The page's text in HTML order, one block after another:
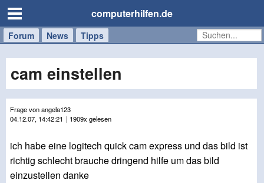
computerhilfen.de
Forum News Tipps
Handy
Tablet
Windows
Mac
cam einstellen
Frage von angela123
04.12.07, 14:42:21 | 1909x gelesen
ich habe eine logitech quick cam express und das bild ist
richtig schlecht brauche dringend hilfe um das bild
einzustellen danke